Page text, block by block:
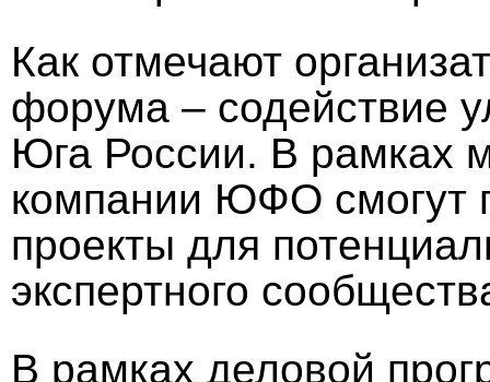
Как отмечают
форума – содействие
Юга России. В рамках
компании ЮФО смогут
проекты для
экспертного
В рамках деловой